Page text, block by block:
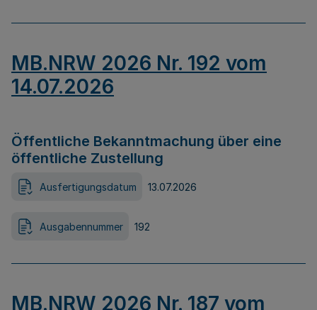
MB.NRW 2026 Nr. 192 vom
14.07.2026
Öffentliche Bekanntmachung über eine
öffentliche Zustellung
Ausfertigungsdatum 13.07.2026
Ausgabennummer 192
MB.NRW 2026 Nr. 187 vom